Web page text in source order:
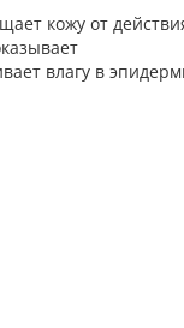
кожу от
влагу в